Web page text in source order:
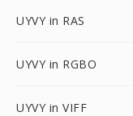
UYVY in RAS
UYVY in RGBO
UYVY in VIFF